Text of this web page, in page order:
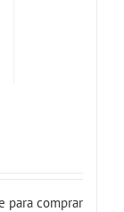
para comprar